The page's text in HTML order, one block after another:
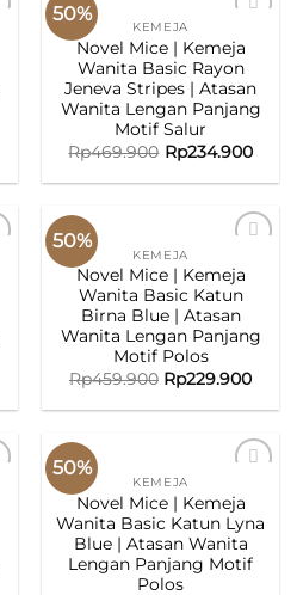
50%
ADD TO
WISHLIST
KEMEJA
Novel Mice | Kemeja
Wanita Basic Rayon
Jeneva Stripes | Atasan
Wanita Lengan Panjang
Motif Salur
Rp469.900 Rp234.900
50%
ADD TO
WISHLIST
KEMEJA
Novel Mice | Kemeja
Wanita Basic Katun
Birna Blue | Atasan
Wanita Lengan Panjang
Motif Polos
Rp459.900 Rp229.900
50%
ADD TO
WISHLIST
KEMEJA
Novel Mice | Kemeja
Wanita Basic Katun Lyna
Blue | Atasan Wanita
Lengan Panjang Motif
Polos